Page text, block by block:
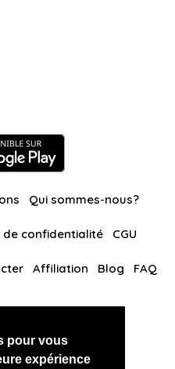
pour vous
expérience
Qui sommes-nous?
de confidentialité CGU
Affiliation Blog FAQ
RussianKisses